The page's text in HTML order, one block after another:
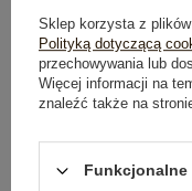
Dostawaod 7,99
Zamów w ciągu
a wyślemy
Sklep korzysta z
Polityką dotyczącą
przechowywania lub
Więcej informacji na
znaleźć także na
Funkcjonalne